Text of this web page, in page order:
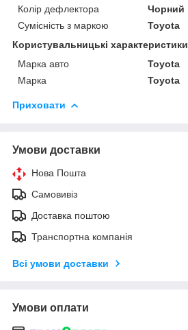
Колір дефлектора
Чорний
Сумісність з маркою
Toyota
Користувальницькі характеристики
Марка авто
Toyota
Марка
Toyota
Приховати
Умови доставки
Нова Пошта
Самовивіз
Доставка поштою
Транспортна компанія
Всі умови доставки
Умови оплати